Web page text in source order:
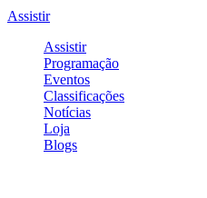
Assistir
Assistir
Programação
Eventos
Classificações
Notícias
Loja
Blogs